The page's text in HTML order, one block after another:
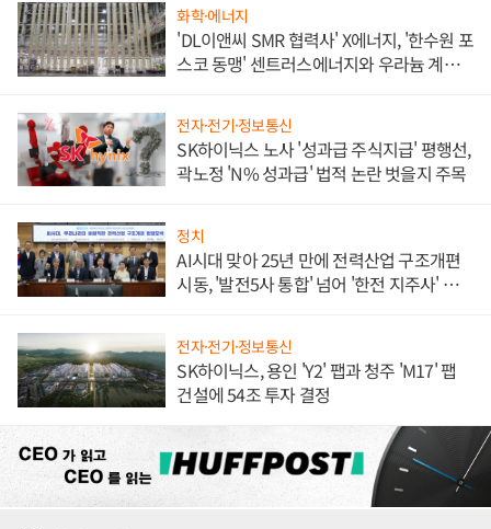
화학·에너지
'DL이앤씨 SMR 협력사' X에너지, '한수원 포
스코 동맹' 센트러스에너지와 우라늄 계약
전자·전기·정보통신
SK하이닉스 노사 '성과급 주식지급' 평행선,
곽노정 'N% 성과급' 법적 논란 벗을지 주목
정치
AI시대 맞아 25년 만에 전력산업 구조개편
시동, '발전5사 통합' 넘어 '한전 지주사' 재편
전자·전기·정보통신
SK하이닉스, 용인 'Y2' 팹과 청주 'M17' 팹
건설에 54조 투자 결정